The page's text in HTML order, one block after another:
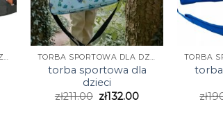
TORBA SPORTOWA DLA DZIECI TORBA SPORTOWA DLA DZIECI
torba sportowa dla
dzieci
zł211.00 zł132.00
zł